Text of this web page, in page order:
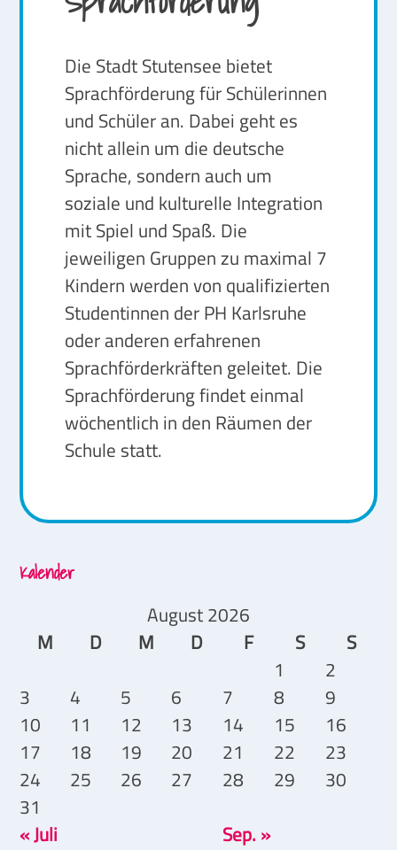
Die Stadt Stutensee bietet
Sprachförderung für Schülerinnen
und Schüler an. Dabei geht es
nicht allein um die deutsche
Sprache, sondern auch um
soziale und kulturelle Integration
mit Spiel und Spaß. Die
jeweiligen Gruppen zu maximal 7
Kindern werden von qualifizierten
Studentinnen der PH Karlsruhe
oder anderen erfahrenen
Sprachförderkräften geleitet. Die
Sprachförderung findet einmal
wöchentlich in den Räumen der
Schule statt.
Kalender
August 2026
M
D M D F S
S
1
2
3
4 5 6 7 8
9
10
11 12 13 14 15
16
17
18 19 20 21 22
23
24
25 26 27 28 29
30
31
« Juli
Sep. »